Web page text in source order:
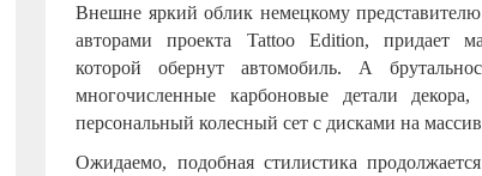
Внешне яркий облик немецкому
авторами проекта Tattoo Edition, придает
которой обернут автомобиль. А
многочисленные карбоновые детали
персональный колесный сет с дисками на
Ожидаемо, подобная стилистика